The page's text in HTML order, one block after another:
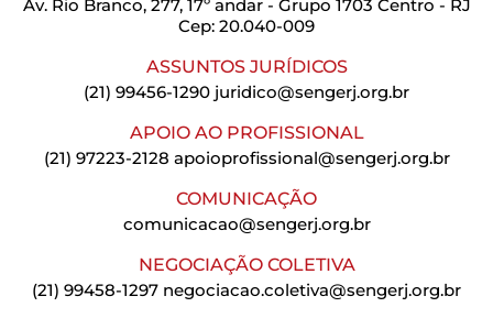
Av. Rio Branco, 277, 17º andar - Grupo 1703 Centro - RJ
Cep: 20.040-009
ASSUNTOS JURÍDICOS
(21) 99456-1290 juridico@sengerj.org.br
APOIO AO PROFISSIONAL
(21) 97223-2128 apoioprofissional@sengerj.org.br
COMUNICAÇÃO
comunicacao@sengerj.org.br
NEGOCIAÇÃO COLETIVA
(21) 99458-1297 negociacao.coletiva@sengerj.org.br